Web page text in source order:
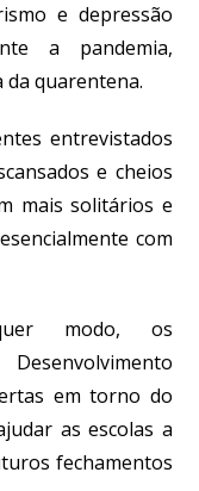
e depressão
a pandemia,
quarentena.
entrevistados
e cheios
mais solitários e
com
modo, os
em torno do
as escolas a
fechamentos